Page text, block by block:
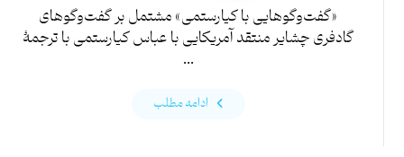
«گفت‌وگوهایی با کیارستمی» مشتمل بر گفت‌وگوهای
گادفری چشایر منتقد آمریکایی با عباس کیارستمی با ترجمۀ
...
ادامه مطلب